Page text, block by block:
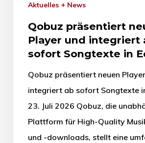
Aktuelles + News
Qobuz präsentiert
Player und integriert
sofort Songtexte in
Qobuz präsentiert neuen
integriert ab sofort Songtexte
23. Juli 2026 Qobuz, die
Plattform für High-Quality
und -downloads, stellt eine